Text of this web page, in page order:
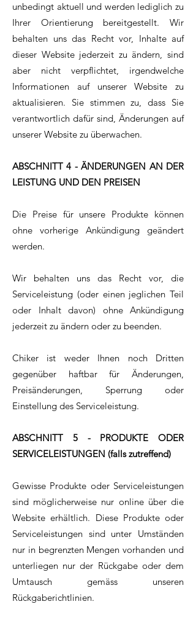
unbedingt aktuell und werden lediglich zu
Ihrer Orientierung bereitgestellt. Wir
behalten uns das Recht vor, Inhalte auf
dieser Website jederzeit zu ändern, sind
aber nicht verpflichtet, irgendwelche
Informationen auf unserer Website zu
aktualisieren. Sie stimmen zu, dass Sie
verantwortlich dafür sind, Änderungen auf
unserer Website zu überwachen.
ABSCHNITT 4 - ÄNDERUNGEN AN DER
LEISTUNG UND DEN PREISEN
Die Preise für unsere Produkte können
ohne vorherige Ankündigung geändert
werden.
Wir behalten uns das Recht vor, die
Serviceleistung (oder einen jeglichen Teil
oder Inhalt davon) ohne Ankündigung
jederzeit zu ändern oder zu beenden.
Chiker ist weder Ihnen noch Dritten
gegenüber haftbar für Änderungen,
Preisänderungen, Sperrung oder
Einstellung des Serviceleistung.
ABSCHNITT 5 - PRODUKTE ODER
SERVICELEISTUNGEN (falls zutreffend)
Gewisse Produkte oder Serviceleistungen
sind möglicherweise nur online über die
Website erhältlich. Diese Produkte oder
Serviceleistungen sind unter Umständen
nur in begrenzten Mengen vorhanden und
unterliegen nur der Rückgabe oder dem
Umtausch gemäss unseren
Rückgaberichtlinien.